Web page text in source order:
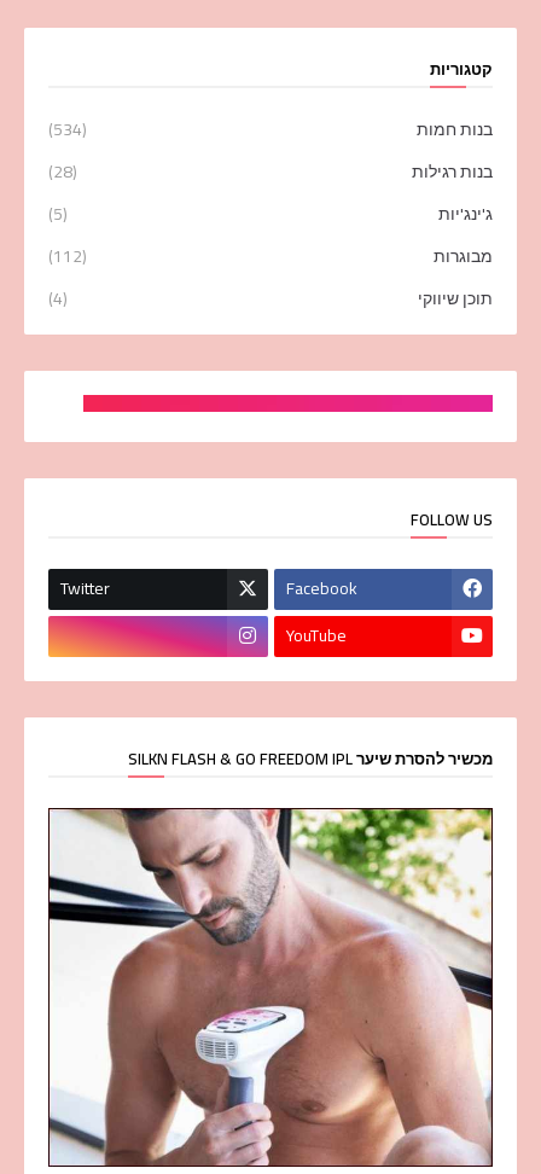
קטגוריות
בנות חמות
(534)
בנות רגילות
(28)
ג'ינג'יות
(5)
מבוגרות
(112)
תוכן שיווקי
(4)
FOLLOW US
Facebook
Twitter
YouTube
מכשיר להסרת שיער SILKN FLASH & GO FREEDOM IPL